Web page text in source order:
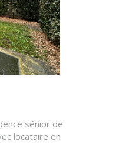
sénior de
locataire en